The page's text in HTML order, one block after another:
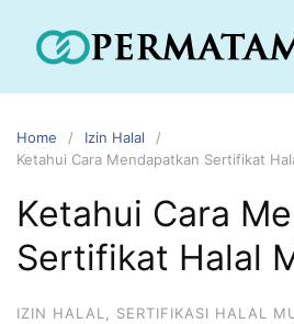
Home
Izin Halal
Ketahui Cara Mendapatkan Sertifikat
Ketahui Cara
Sertifikat Halal
IZIN HALAL SERTIFIKASI HALAL